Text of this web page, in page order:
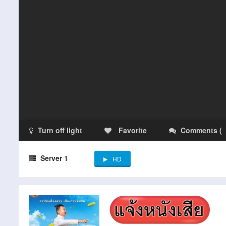
Turn off light Favorite Comments (
Server 1 HD